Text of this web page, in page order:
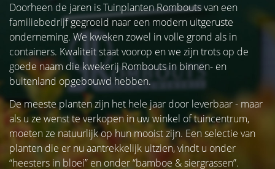
Doorheen de jaren is Tuinplanten Rombouts van een
familiebedrijf gegroeid naar een modern uitgeruste
onderneming. We kweken zowel in volle grond als in
containers. Kwaliteit staat voorop en we zijn trots op de
goede naam die kwekerij Rombouts in binnen- en
buitenland opgebouwd hebben.
De meeste planten zijn het hele jaar door leverbaar - maar
als u ze wenst te verkopen in uw winkel of tuincentrum,
moeten ze natuurlijk op hun mooist zijn. Een selectie van
planten die er nu aantrekkelijk uitzien, vindt u onder
“heesters in bloei” en onder “bamboe & siergrassen”.